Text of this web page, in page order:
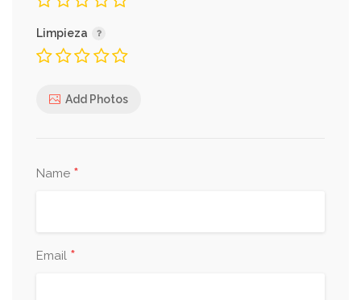
Limpieza
Add Photos
Name *
Email *